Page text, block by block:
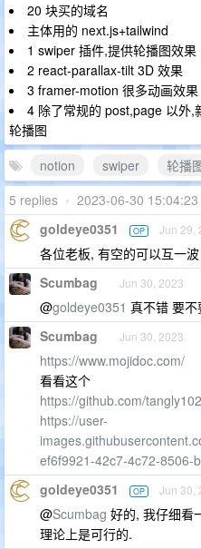
20 块买的域名
主体用的 next.js+tailwind
1 swiper 插件,提供轮播图效果
2 react-parallax-tilt 3D 效果
3 framer-motion 很多动画效果
4 除了常规的 post,page 以外
轮播图
notion
swiper 轮播
5 replies • 2023-06-30
goldeye0351 OP Jun 29,
各位老板, 有空的可以互一波
Scumbag Jun 30, 2023
@goldeye0351 真不错 要
Scumbag Jun 30, 2023
https://www.mojidoc.com/
看看这个
https://github.com/
https://user-
ef6f9921-42c7-4c72-8506-
goldeye0351 OP Jun 30,
@Scumbag 好的, 我仔细看
理论上是可行的.